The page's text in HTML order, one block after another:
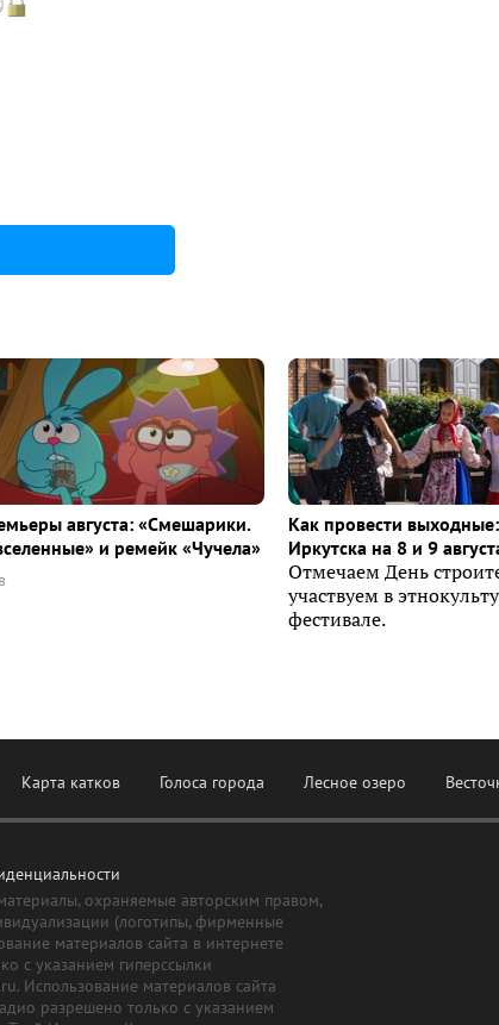
августа: «Смешарики.
и ремейк «Чучела»
Как провести
Иркутска на 8 и 9
Отмечаем День
участвуем в
фестивале.
Карта катков Голоса города Лесное озеро
охраняемые авторским правом,
(логотипы, фирменные
материалов сайта в интернете
с указанием гиперссылки
Использование материалов сайта
разрешено только с указанием